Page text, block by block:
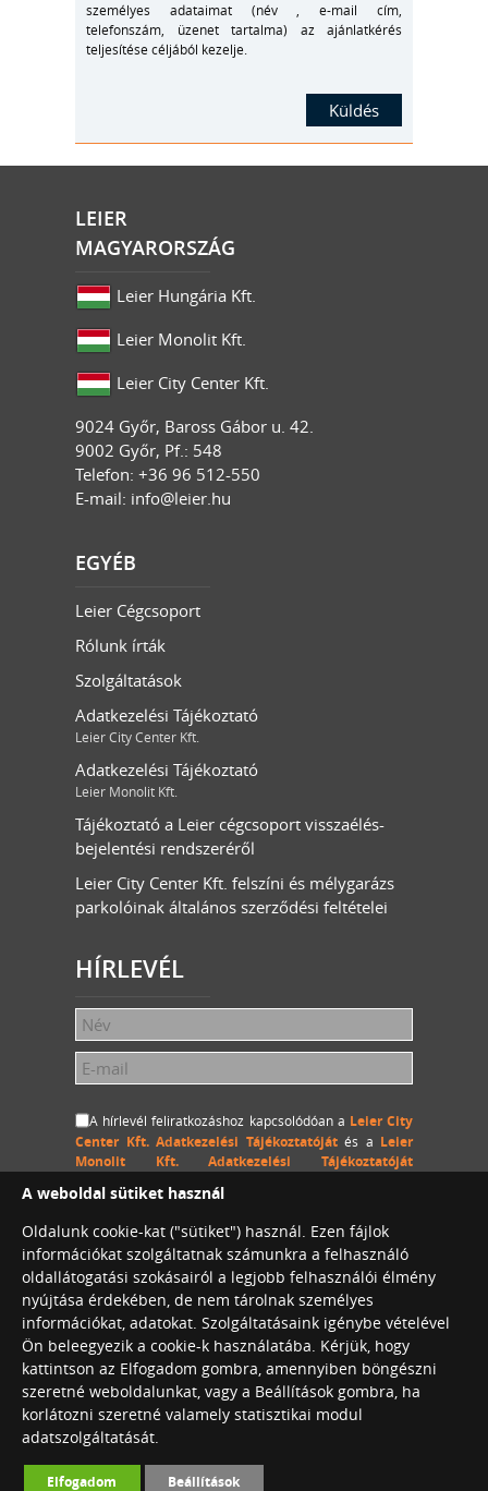
személyes adataimat (név , e-mail cím,
telefonszám, üzenet tartalma) az ajánlatkérés
teljesítése céljából kezelje.
LEIER
MAGYARORSZÁG
Leier Hungária Kft.
Leier Monolit Kft.
Leier City Center Kft.
9024 Győr, Baross Gábor u. 42.
9002 Győr, Pf.: 548
Telefon: +36 96 512-550
E-mail: info@leier.hu
EGYÉB
Leier Cégcsoport
Rólunk írták
Szolgáltatások
Adatkezelési Tájékoztató
Leier City Center Kft.
Adatkezelési Tájékoztató
Leier Monolit Kft.
Tájékoztató a Leier cégcsoport visszaélés-
bejelentési rendszeréről
Leier City Center Kft. felszíni és mélygarázs
parkolóinak általános szerződési feltételei
HÍRLEVÉL
A hírlevél feliratkozáshoz kapcsolódóan a Leier City
Center Kft. Adatkezelési Tájékoztatójátés a Leier
Monolit Kft. Adatkezelési Tájékoztatóját
Kft. és a Leier Monolit Kft. a megadott személyes
visszavonásig kezelje, a megadott e-mail címemre
hírlevelet küldjön.
Leier City Center Café
Konferenciaterem bérlés
©2026. Leier International. Minden jog
A weboldal sütiket használ
Oldalunk cookie-kat ("sütiket") használ. Ezen fájlok
információkat szolgáltatnak számunkra a felhasználó
oldallátogatási szokásairól a legjobb felhasználói élmény
nyújtása érdekében, de nem tárolnak személyes
információkat, adatokat. Szolgáltatásaink igénybe vételével
Ön beleegyezik a cookie-k használatába. Kérjük, hogy
kattintson az Elfogadom gombra, amennyiben böngészni
szeretné weboldalunkat, vagy a Beállítások gombra, ha
korlátozni szeretné valamely statisztikai modul
adatszolgáltatását.
Elfogadom Beállítások